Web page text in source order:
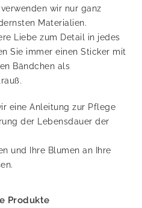
wir nur ganz
Materialien.
Liebe zum Detail in jedes
Sie immer einen Sticker mit
Bändchen als
eine Anleitung zur Pflege
der Lebensdauer der
und Ihre Blumen an Ihre
Produkte